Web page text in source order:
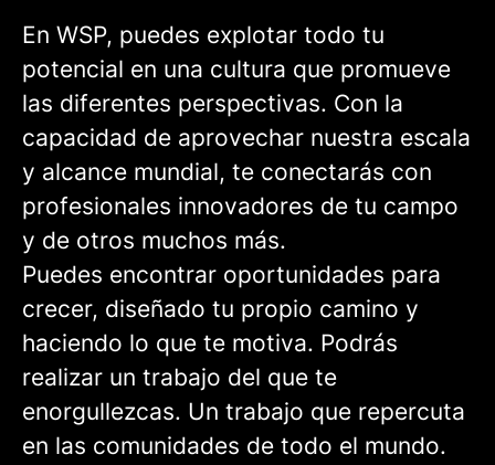
En WSP, puedes explotar todo tu
potencial en una cultura que promueve
las diferentes perspectivas. Con la
capacidad de aprovechar nuestra escala
y alcance mundial, te conectarás con
profesionales innovadores de tu campo
y de otros muchos más.
Puedes encontrar oportunidades para
crecer, diseñado tu propio camino y
haciendo lo que te motiva. Podrás
realizar un trabajo del que te
enorgullezcas. Un trabajo que repercuta
en las comunidades de todo el mundo.